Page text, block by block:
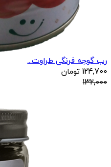
رب گوجه فرنگی طراوت...
124,700 تومان
132,000